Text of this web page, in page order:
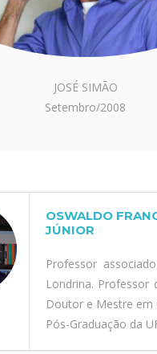
JOSÉ SIMÃO
Setembro/2008
OSWALDO
JÚNIOR
Professor
Londrina. Professor
Doutor e Mestre em
Pós-Graduação da